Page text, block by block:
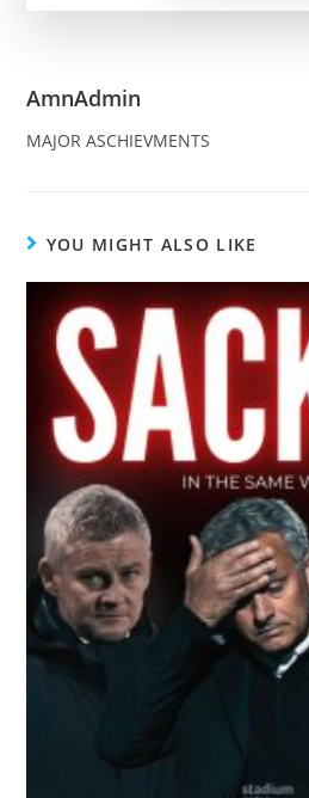
AmnAdmin
MAJOR ASCHIEVMENTS
YOU MIGHT ALSO LIKE